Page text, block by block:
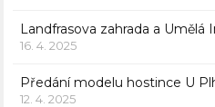
Landfrasova zahrada a Umělá
16. 4. 2025
Předání modelu hostince U
12. 4. 2025